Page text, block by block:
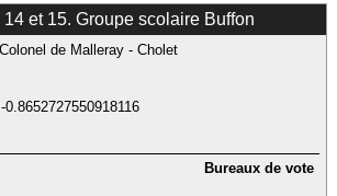
et 15. Groupe scolaire Buffon
de Malleray - Cholet
Bureaux de vote